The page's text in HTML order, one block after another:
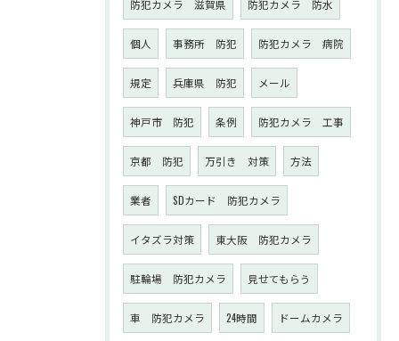
防犯カメラ 滋賀県 防犯カメラ 防水
個人 事務所 防犯 防犯カメラ 病院
規定 兵庫県 防犯 メール
神戸市 防犯 条例 防犯カメラ 工事
京都 防犯 万引き 対策 方法
業者 SDカード 防犯カメラ
イタズラ対策 東大阪 防犯カメラ
駐輪場 防犯カメラ 見せてもらう
車 防犯カメラ 24時間 ドームカメラ